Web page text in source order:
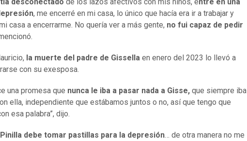
, me encerré en mi casa, lo único que hacía era ir a trabajar y
casa a encerrarme. No quería ver a más gente, no fui capaz de pedir
la muerte del padre de Gissella en enero del 2023 lo llevó a
con su exesposa.
una promesa que nunca le iba a pasar nada a Gisse, que siempre iba
ella, independiente que estábamos juntos o no, así que tengo que
esa palabra”, dijo.
Pinilla debe tomar pastillas para la depresión… de otra manera no me